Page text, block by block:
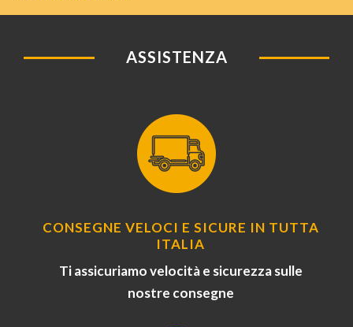
ASSISTENZA
CONSEGNE VELOCI E SICURE IN TUTTA
ITALIA
Ti assicuriamo velocità e sicurezza sulle
nostre consegne